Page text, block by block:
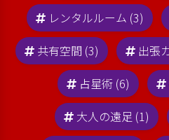
レンタルルーム (3)
共有空間 (3)
出張
占星術 (6)
大人の遠足 (1)